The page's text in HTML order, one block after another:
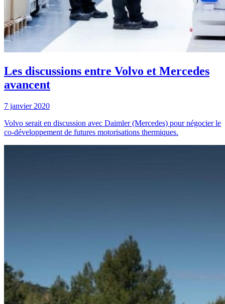
Les discussions entre Volvo et Mercedes
avancent
7 janvier 2020
Volvo serait en discussion avec Daimler (Mercedes) pour négocier le
co-développement de futures motorisations thermiques.